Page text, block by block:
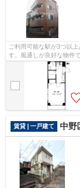
ご利用可能な駅が3つ以
す。風通しが良好な物件
の良さも魅力の物件です
賃貸 | 一戸建て 中野